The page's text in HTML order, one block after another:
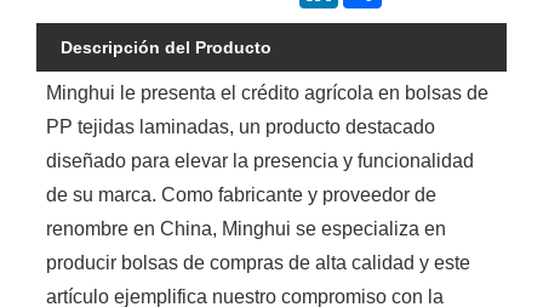
Descripción del Producto
Minghui le presenta el crédito agrícola en bolsas de
PP tejidas laminadas, un producto destacado
diseñado para elevar la presencia y funcionalidad
de su marca. Como fabricante y proveedor de
renombre en China, Minghui se especializa en
producir bolsas de compras de alta calidad y este
artículo ejemplifica nuestro compromiso con la